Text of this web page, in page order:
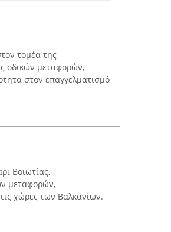
τομέα της
οδικών μεταφορών,
στον επαγγελματισμό
Βοιωτίας,
μεταφορών,
χώρες των Βαλκανίων.